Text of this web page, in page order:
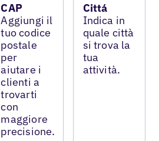
CAP
Aggiungi il
tuo codice
postale
per
aiutare i
clienti a
trovarti
con
maggiore
precisione.
Cittá
Indica in
quale città
si trova la
tua
attività.